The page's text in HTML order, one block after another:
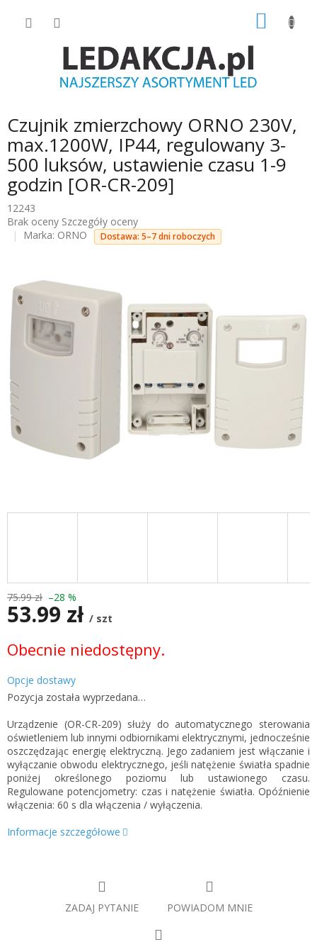
Czujnik zmierzchowy ORNO 230V,
max.1200W, IP44, regulowany 3-
500 luksów, ustawienie czasu 1-9
godzin [OR-CR-209]
12243
Średnia
ocena
na
gwiazdek.
Brak oceny Szczegóły oceny
Marka: ORNO Dostawa: 5–7 dni roboczych
75.99 zł –28 %
53.99 zł / szt
jednostkowa:
Obecnie niedostępny.
Opcje dostawy
Pozycja została wyprzedana…
Urządzenie (OR-CR-209) służy do automatycznego sterowania
oświetleniem lub innymi odbiornikami elektrycznymi, jednocześnie
oszczędzając energię elektryczną. Jego zadaniem jest włączanie i
wyłączanie obwodu elektrycznego, jeśli natężenie światła spadnie
poniżej określonego poziomu lub ustawionego czasu.
Regulowane potencjometry: czas i natężenie światła. Opóźnienie
włączenia: 60 s dla włączenia / wyłączenia.
Informacje szczegółowe
ZADAJ PYTANIE POWIADOM MNIE